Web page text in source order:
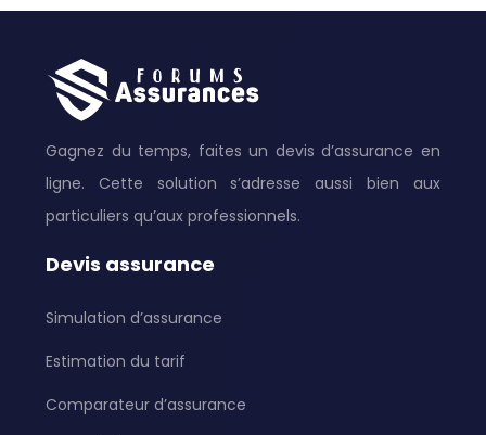
Gagnez du temps, faites un devis d’assurance en
ligne. Cette solution s’adresse aussi bien aux
particuliers qu’aux professionnels.
Devis assurance
Simulation d’assurance
Estimation du tarif
Comparateur d’assurance